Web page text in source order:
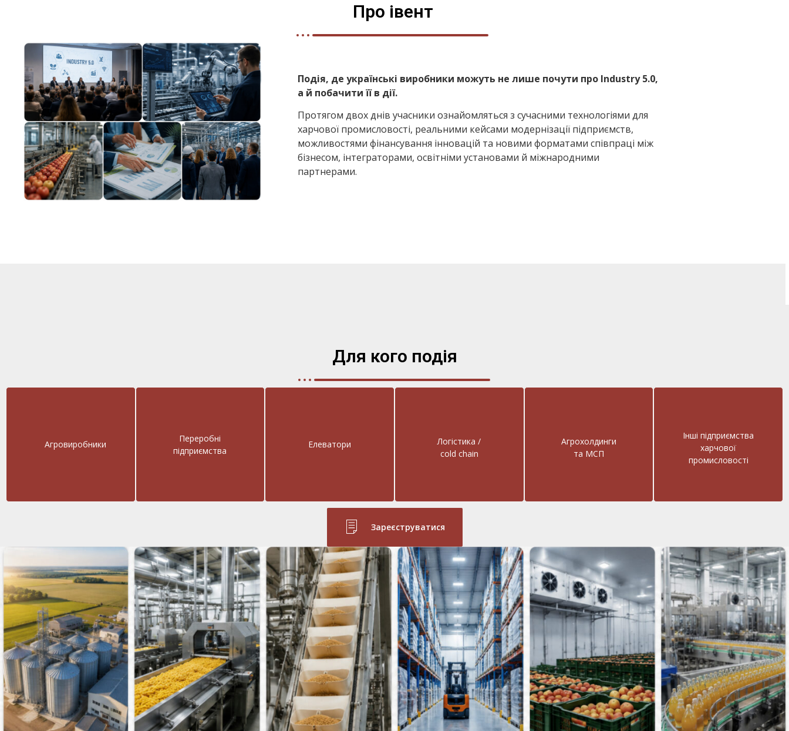
Про івент
Подія, де українські виробники можуть не лише почути про Industry 5.0,
а й побачити її в дії.
Протягом двох днів учасники ознайомляться з сучасними технологіями для
харчової промисловості, реальними кейсами модернізації підприємств,
можливостями фінансування інновацій та новими форматами співпраці між
бізнесом, інтеграторами, освітніми установами й міжнародними
партнерами.
Для кого подія
Агровиробники
Переробні
підприємства
Елеватори
Логістика /
cold chain
Агрохолдинги
та МСП
Інші підприємства
харчової
промисловості
Зареєструватися